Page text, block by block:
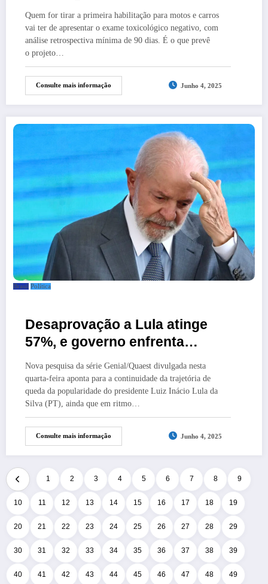
toxicológico
Quem for tirar a primeira habilitação para motos e carros
vai ter de apresentar o exame toxicológico negativo, com
análise retrospectiva mínima de 90 dias. É o que prevê
o projeto…
Consulte mais informação Junho 4, 2025
Brasil Política
Desaprovação a Lula atinge
57%, e governo enfrenta
percepção pior que a gestão
Bolsonaro
Nova pesquisa da série Genial/Quaest divulgada nesta
quarta-feira aponta para a continuidade da trajetória de
queda da popularidade do presidente Luiz Inácio Lula da
Silva (PT), ainda que em ritmo…
Consulte mais informação Junho 4, 2025
1 2 3 4 5 6 7 8 9
10 11 12 13 14 15 16 17 18 19
20 21 22 23 24 25 26 27 28 29
30 31 32 33 34 35 36 37 38 39
40 41 42 43 44 45 46 47 48 49